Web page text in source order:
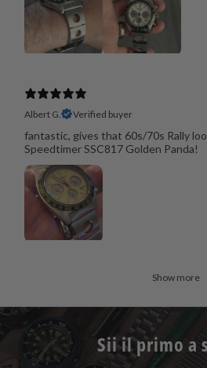
Albert G. Verified buyer
fantastic, gives that 60s/70s Rally
Speedtimer SSC817 Golden Panda!
Show more
Sii il primo a